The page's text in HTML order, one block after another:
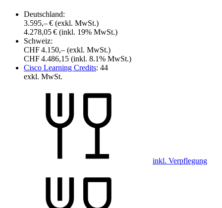
Deutschland:
3.595,– € (exkl. MwSt.)
4.278,05 € (inkl. 19% MwSt.)
Schweiz:
CHF 4.150,– (exkl. MwSt.)
CHF 4.486,15 (inkl. 8.1% MwSt.)
Cisco Learning Credits: 44
exkl. MwSt.
inkl. Verpflegung